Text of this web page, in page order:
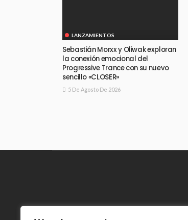
LANZAMIENTOS
Sebastián Morxx y Oliwak exploran
la conexión emocional del
Progressive Trance con su nuevo
sencillo «CLOSER»
5 De Agosto De 2026